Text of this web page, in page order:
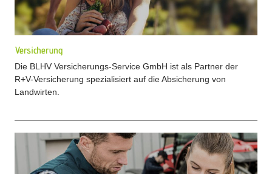
Versicherung
Die BLHV Versicherungs-Service GmbH ist als Partner der
R+V-Versicherung spezialisiert auf die Absicherung von
Landwirten.